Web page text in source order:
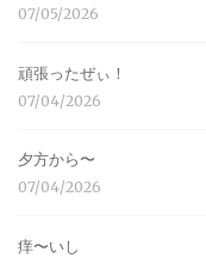
07/05/2026
頑張ったぜぃ！
07/04/2026
夕方から〜
07/04/2026
痒〜いし